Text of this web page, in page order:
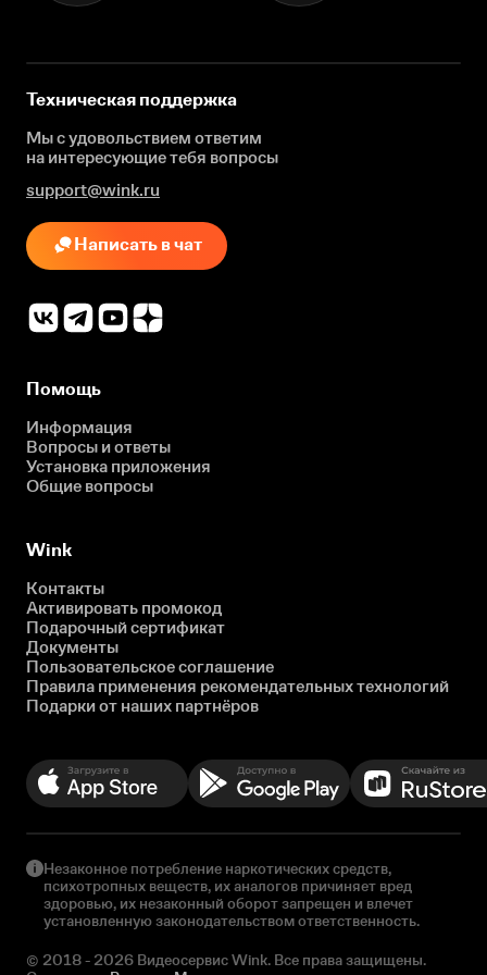
Техническая поддержка
Мы с удовольствием ответим
на интересующиетебя вопросы
support@wink.ru
Написать в чат
Помощь
Информация
Вопросы и ответы
Установка приложения
Общие вопросы
Wink
Контакты
Активировать промокод
Подарочный сертификат
Документы
Пользовательское соглашение
Правила применения рекомендательных технологий
Подарки от наших партнёров
Незаконное потребление наркотических средств,
психотропных веществ, их аналогов причиняет вред
здоровью, их незаконный оборот запрещен и влечет
установленную законодательством ответственность.
© 2018 - 2026 Видеосервис Wink. Все права защищены.